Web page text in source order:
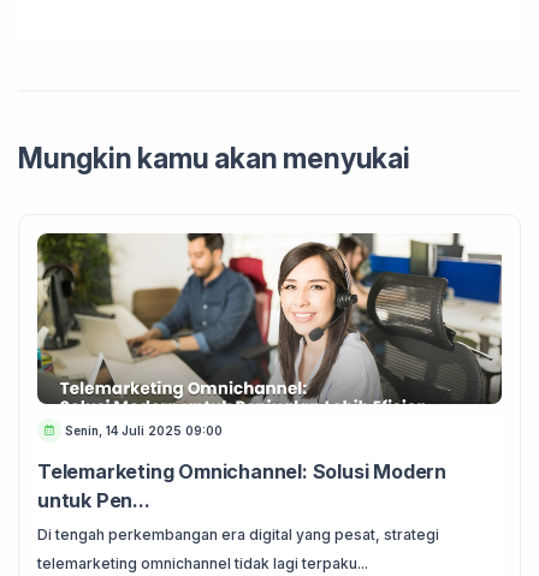
Mungkin kamu akan menyukai
Senin, 14 Juli 2025 09:00
Telemarketing Omnichannel: Solusi Modern
untuk Pen...
Di tengah perkembangan era digital yang pesat, strategi
telemarketing omnichannel tidak lagi terpaku...